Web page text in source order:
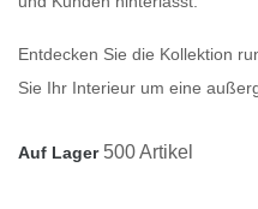
Entdecken Sie die Kollektion
Sie Ihr Interieur um eine
Auf Lager 500 Artikel